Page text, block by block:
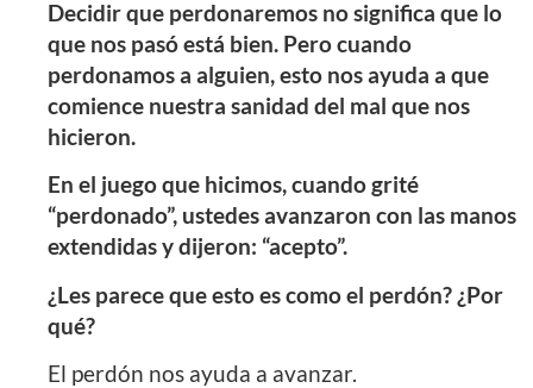
Decidir que perdonaremos no significa que lo
que nos pasó está bien. Pero cuando
perdonamos a alguien, esto nos ayuda a que
comience nuestra sanidad del mal que nos
hicieron.
En el juego que hicimos, cuando grité
“perdonado”, ustedes avanzaron con las manos
extendidas y dijeron: “acepto”.
¿Les parece que esto es como el perdón? ¿Por
qué?
El perdón nos ayuda a avanzar.